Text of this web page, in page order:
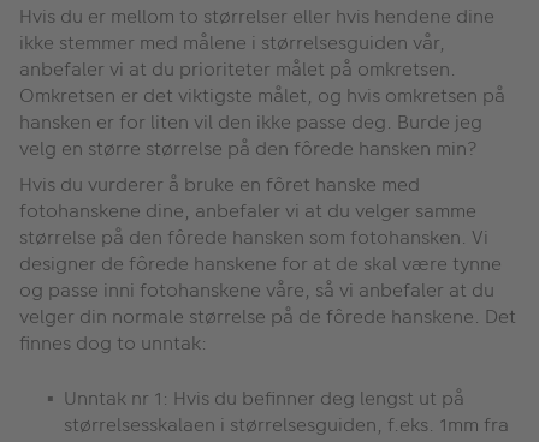
Hvis du er mellom to størrelser eller hvis hendene dine
ikke stemmer med målene i størrelsesguiden vår,
anbefaler vi at du prioriteter målet på omkretsen.
Omkretsen er det viktigste målet, og hvis omkretsen på
hansken er for liten vil den ikke passe deg. Burde jeg
velg en større størrelse på den fôrede hansken min?
Hvis du vurderer å bruke en fôret hanske med
fotohanskene dine, anbefaler vi at du velger samme
størrelse på den fôrede hansken som fotohansken. Vi
designer de fôrede hanskene for at de skal være tynne
og passe inni fotohanskene våre, så vi anbefaler at du
velger din normale størrelse på de fôrede hanskene. Det
finnes dog to unntak:
Unntak nr 1: Hvis du befinner deg lengst ut på
størrelsesskalaen i størrelsesguiden, f.eks. 1mm fra